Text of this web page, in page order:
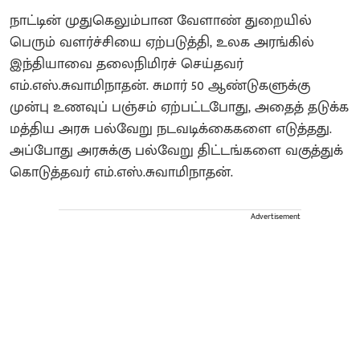
நாட்டின் முதுகெலும்பான வேளாண் துறையில்
பெரும் வளர்ச்சியை ஏற்படுத்தி, உலக அரங்கில்
இந்தியாவை தலைநிமிரச் செய்தவர்
எம்.எஸ்.சுவாமிநாதன். சுமார் 50 ஆண்டுகளுக்கு
முன்பு உணவுப் பஞ்சம் ஏற்பட்டபோது, அதைத் தடுக்க
மத்திய அரசு பல்வேறு நடவடிக்கைகளை எடுத்தது.
அப்போது அரசுக்கு பல்வேறு திட்டங்களை வகுத்துக்
கொடுத்தவர் எம்.எஸ்.சுவாமிநாதன்.
Advertisement